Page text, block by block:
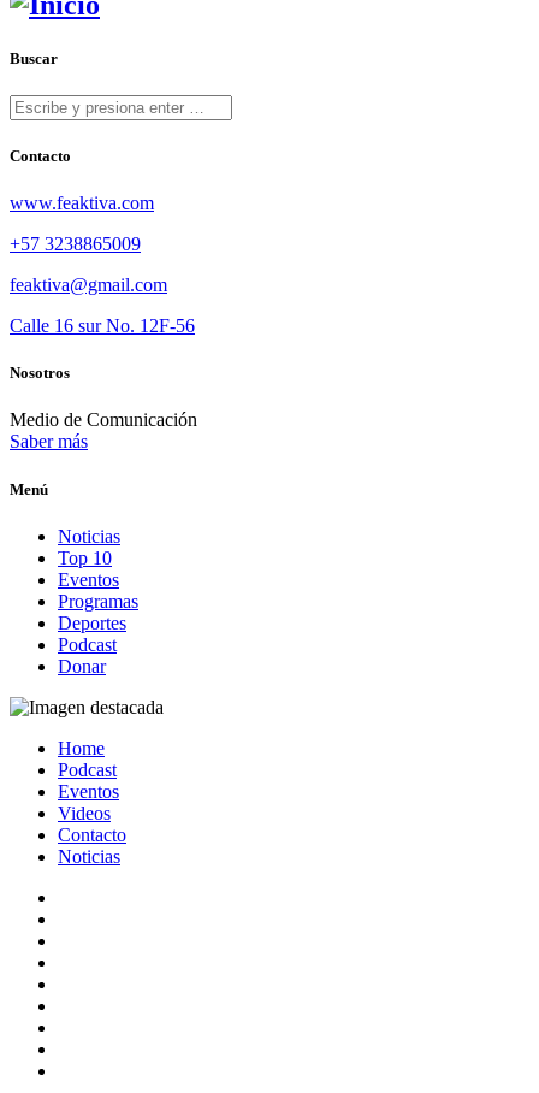
Buscar
Contacto
www.feaktiva.com
+57 3238865009
feaktiva@gmail.com
Calle 16 sur No. 12F-56
Nosotros
Medio de Comunicación
Saber más
Menú
Noticias
Top 10
Eventos
Programas
Deportes
Podcast
Donar
Home
Podcast
Eventos
Videos
Contacto
Noticias